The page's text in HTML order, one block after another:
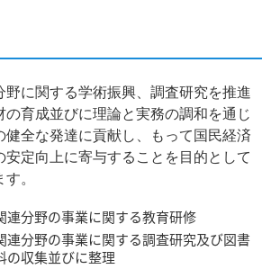
野に関する学術振興、調査研究を推進
の育成並びに理論と実務の調和を通じ
健全な発達に貢献し、もって国民経済
安定向上に寄与することを目的として
。
連分野の事業に関する教育研修
連分野の事業に関する調査研究及び図書
の収集並びに整理